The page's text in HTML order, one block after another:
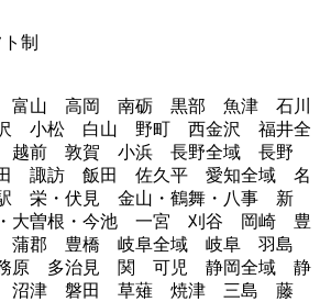
制
富山 高岡 南砺 黒部 魚津 石川
小松 白山 野町 西金沢 福井全
越前 敦賀 小浜 長野全域 長野
諏訪 飯田 佐久平 愛知全域 名
栄・伏見 金山・鶴舞・八事 新
・大曽根・今池 一宮 刈谷 岡崎 豊
蒲郡 豊橋 岐阜全域 岐阜 羽島
原 多治見 関 可児 静岡全域 静
沼津 磐田 草薙 焼津 三島 藤